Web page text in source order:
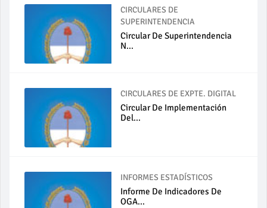
CIRCULARES DE
SUPERINTENDENCIA
Circular De Superintendencia
N...
CIRCULARES DE EXPTE. DIGITAL
Circular De Implementación
Del...
INFORMES ESTADÍSTICOS
Informe De Indicadores De
OGA...